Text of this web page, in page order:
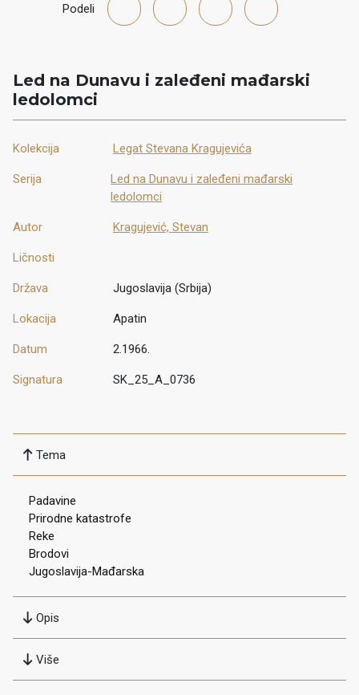
Podeli
Led na Dunavu i zaleđeni mađarski
ledolomci
Kolekcija Legat Stevana Kragujevića
Serija
Led na Dunavu i zaleđeni mađarski
ledolomci
Autor Kragujević, Stevan
Ličnosti
Država Jugoslavija (Srbija)
Lokacija Apatin
Datum 2.1966.
Signatura SK_25_A_0736
Tema
Padavine
Prirodne katastrofe
Reke
Brodovi
Jugoslavija-Mađarska
Opis
Više